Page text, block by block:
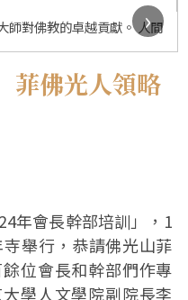
師對佛教的‭卓越貢獻。 人間
›
佛光人領略
年會長幹部培訓」，1
舉行，恭請佛光山菲
位會長和幹部們作專
學人文學院副院長李